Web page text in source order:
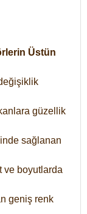
Üstün
güzellik
sağlanan
ve boyutlarda
geniş renk